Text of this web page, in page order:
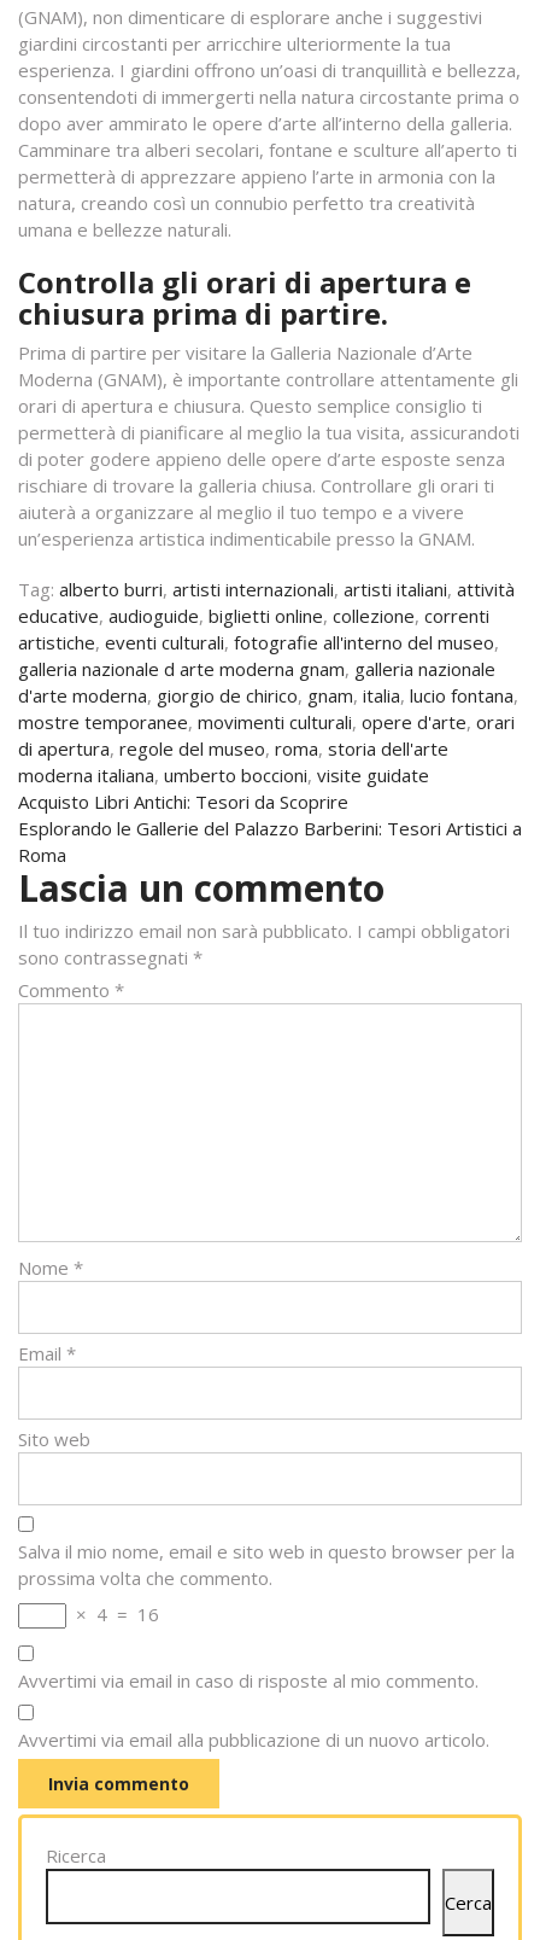
(GNAM), non dimenticare di esplorare anche i suggestivi
giardini circostanti per arricchire ulteriormente la tua
esperienza. I giardini offrono un’oasi di tranquillità e bellezza,
consentendoti di immergerti nella natura circostante prima o
dopo aver ammirato le opere d’arte all’interno della galleria.
Camminare tra alberi secolari, fontane e sculture all’aperto ti
permetterà di apprezzare appieno l’arte in armonia con la
natura, creando così un connubio perfetto tra creatività
umana e bellezze naturali.
Controlla gli orari di apertura e
chiusura prima di partire.
Prima di partire per visitare la Galleria Nazionale d’Arte
Moderna (GNAM), è importante controllare attentamente gli
orari di apertura e chiusura. Questo semplice consiglio ti
permetterà di pianificare al meglio la tua visita, assicurandoti
di poter godere appieno delle opere d’arte esposte senza
rischiare di trovare la galleria chiusa. Controllare gli orari ti
aiuterà a organizzare al meglio il tuo tempo e a vivere
un’esperienza artistica indimenticabile presso la GNAM.
Tag: alberto burri, artisti internazionali, artisti italiani, attività
educative, audioguide, biglietti online, collezione, correnti
artistiche, eventi culturali, fotografie all'interno del museo,
galleria nazionale d arte moderna gnam, galleria nazionale
d'arte moderna, giorgio de chirico, gnam, italia, lucio fontana,
mostre temporanee, movimenti culturali, opere d'arte, orari
di apertura, regole del museo, roma, storia dell'arte
moderna italiana, umberto boccioni, visite guidate
Navigazione
articoli
Acquisto Libri Antichi: Tesori da Scoprire
Esplorando le Gallerie del Palazzo Barberini: Tesori Artistici a
Roma
Lascia un commento
Il tuo indirizzo email non sarà pubblicato. I campi obbligatori
sono contrassegnati *
Commento *
Nome *
Email *
Sito web
Salva il mio nome, email e sito web in questo browser per la
prossima volta che commento.
× 4 = 16
Avvertimi via email in caso di risposte al mio commento.
Avvertimi via email alla pubblicazione di un nuovo articolo.
Ricerca
Cerca